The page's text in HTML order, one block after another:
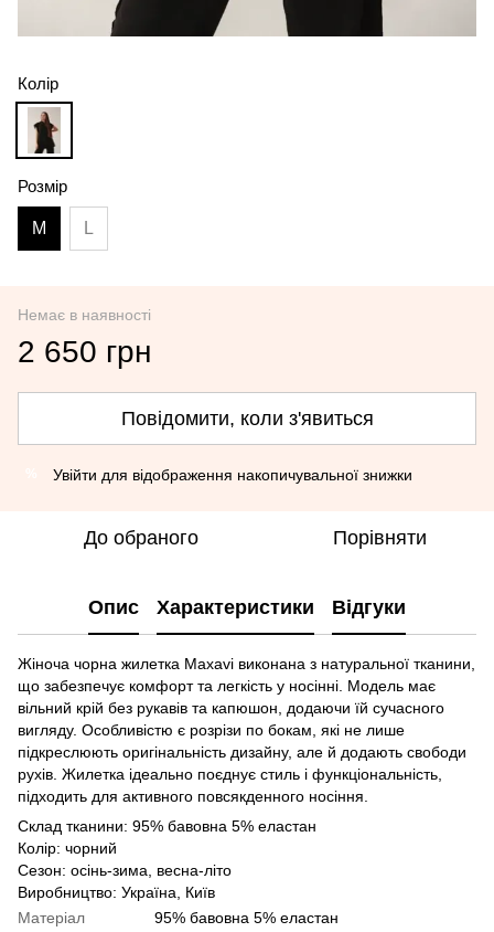
Колір
Розмір
M L
Немає в наявності
2 650 грн
Повідомити, коли з'явиться
Увійти для відображення накопичувальної знижки
До обраного Порівняти
Опис Характеристики Відгуки
Жіноча чорна жилетка Maxavi виконана з натуральної тканини,
що забезпечує комфорт та легкість у носінні. Модель має
вільний крій без рукавів та капюшон, додаючи їй сучасного
вигляду. Особливістю є розрізи по бокам, які не лише
підкреслюють оригінальність дизайну, але й додають свободи
рухів. Жилетка ідеально поєднує стиль і функціональність,
підходить для активного повсякденного носіння.
Склад тканини: 95% бавовна 5% еластан
Колір: чорний
Сезон: осінь-зима, весна-літо
Виробництво: Україна, Київ
Матеріал
95% бавовна 5% еластан